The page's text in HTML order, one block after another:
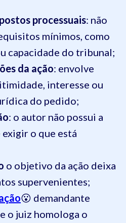
processuais: não
mínimos, como
capacidade do tribunal;
da ação: envolve
interesse ou
do pedido;
: o autor não possui a
o que está
o objetivo da ação deixa
supervenientes;
😮 demandante
o juiz homologa o